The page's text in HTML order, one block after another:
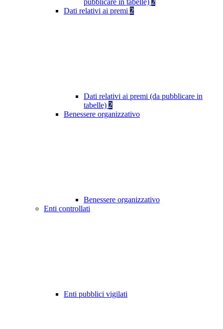
pubblicare in tabelle) 2
Dati relativi ai premi 2
Dati relativi ai premi (da pubblicare in
tabelle) 2
Benessere organizzativo
Benessere organizzativo
Enti controllati
Enti pubblici vigilati